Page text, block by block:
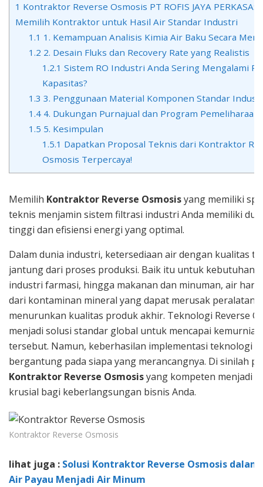
1 Kontraktor Reverse Osmosis PT ROFIS JAYA PERKASA:
Memilih Kontraktor untuk Hasil Air Standar Industri
1.1 1. Kemampuan Analisis Kimia Air Baku Secara
1.2 2. Desain Fluks dan Recovery Rate yang Realistis
1.2.1 Sistem RO Industri Anda Sering Mengalami
Kapasitas?
1.3 3. Penggunaan Material Komponen Standar
1.44. Dukungan Purnajual dan Program Pemeliharaan
1.5 5. Kesimpulan
1.5.1 Dapatkan Proposal Teknis dari Kontraktor
Osmosis Terpercaya!
Memilih Kontraktor Reverse Osmosisyang memiliki
teknis menjamin sistem filtrasi industri Anda memiliki
tinggi dan efisiensi energi yang optimal.
Dalam dunia industri, ketersediaan air dengan kualitas
jantung dari proses produksi. Baik itu untuk kebutuhan
industri farmasi, hingga makanan dan minuman, air
dari kontaminan mineral yang dapat merusak peralatan
menurunkan kualitas produk akhir. Teknologi Reverse
menjadi solusi standar global untuk mencapai
tersebut. Namun, keberhasilan implementasi teknologi
bergantung pada siapa yang merancangnya. Di sinilah
Kontraktor Reverse Osmosisyang kompeten menjadi
krusial bagi keberlangsungan bisnis Anda.
Kontraktor Reverse Osmosis
lihat juga : Solusi Kontraktor Reverse Osmosis
Air Payau Menjadi Air Minum